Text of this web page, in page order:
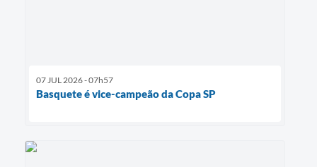
07 JUL 2026 - 07h57
Basquete é vice-campeão da Copa SP